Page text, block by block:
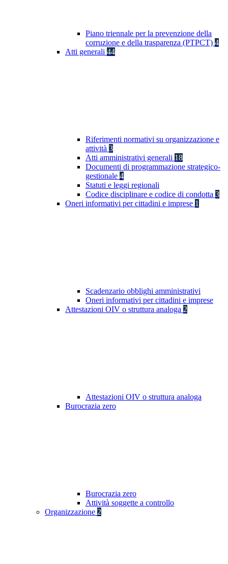
Piano triennale per la prevenzione della
corruzione e della trasparenza (PTPCT) 4
Atti generali 44
Riferimenti normativi su organizzazione e
attività 3
Atti amministrativi generali 18
Documenti di programmazione strategico-
gestionale 4
Statuti e leggi regionali
Codice disciplinare e codice di condotta 3
Oneri informativi per cittadini e imprese 1
Scadenzario obblighi amministrativi
Oneri informativi per cittadini e imprese
Attestazioni OIV o struttura analoga 2
Attestazioni OIV o struttura analoga
Burocrazia zero
Burocrazia zero
Attività soggette a controllo
Organizzazione 2